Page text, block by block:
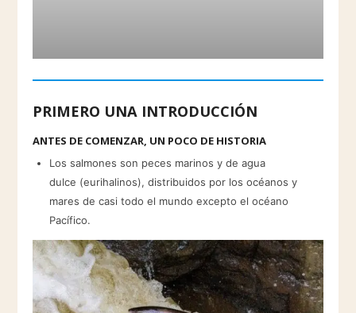
PRIMERO UNA INTRODUCCIÓN
ANTES DE COMENZAR, UN POCO DE HISTORIA
Los salmones son peces marinos y de agua
dulce (eurihalinos), distribuidos por los océanos y
mares de casi todo el mundo excepto el océano
Pacífico.​